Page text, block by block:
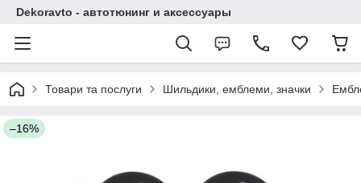
Dekoravto - автотюнинг и аксессуары
Товари та послуги Шильдики, емблеми, значки
–16%